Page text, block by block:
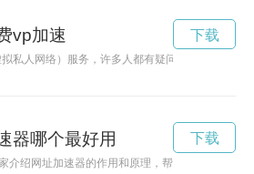
vp加速
私人网络）服务，许多人都有疑问，免费的VP是
下载
器哪个最好用
介绍网址加速器的作用和原理，帮助用户更好地
下载